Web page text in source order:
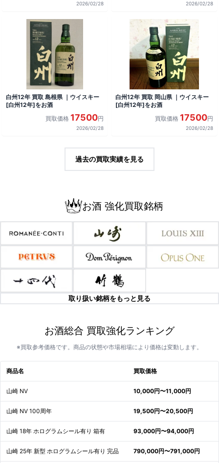
2026/02/28 2026/02/28
白州12年 買取 島根県 ｜ウイスキー
[白州12年]をお酒
買取価格 17500円
2026/02/28
白州12年 買取 岡山県 ｜ウイスキー
[白州12年]をお酒
買取価格 17500円
2026/02/28
過去の買取実績を見る
お酒 強化買取銘柄
取り扱い銘柄をもっと見る
お酒総合 買取強化ランキング
※買取参考価格です。商品の状態や市場相場により価格は変動します。
商品名 買取価格
山崎 NV 10,000円〜11,000円
山崎 NV 100周年 19,500円〜20,500円
山崎 18年 ホログラムシール有り 箱有 93,000円〜94,000円
山崎 25年 新型 ホログラムシール有り 完品 790,000円〜791,000円